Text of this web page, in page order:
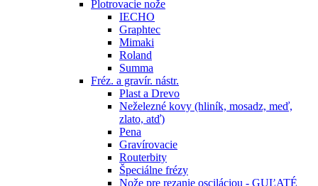
Plotrovacie nože
IECHO
Graphtec
Mimaki
Roland
Summa
Fréz. a gravír. nástr.
Plast a Drevo
Neželezné kovy (hliník, mosadz, meď,
zlato, atď)
Pena
Gravírovacie
Routerbity
Špeciálne frézy
Nože pre rezanie osciláciou - GUĽATÉ